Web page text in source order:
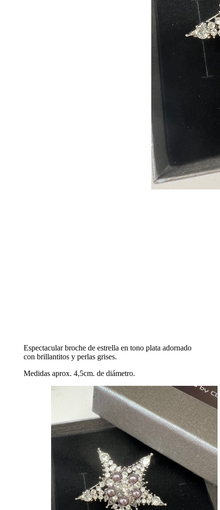
Espectacular broche de estrella en tono plata adornado
con brillantitos y perlas grises.
Medidas aprox. 4,5cm. de diámetro.